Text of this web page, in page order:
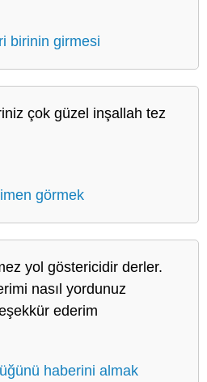
birinin girmesi
çok güzel inşallah tez
görmek
yol göstericidir derler.
nasıl yordunuz
ederim
haberini almak